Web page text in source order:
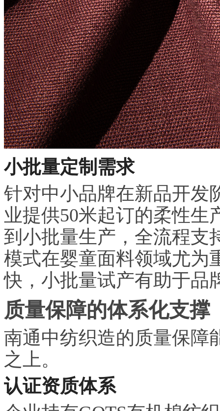
小批量定制需求
针对中小品牌在新品开发
业提供50米起订的柔性生
到小批量生产，全流程支
模式在婴童面料领域尤为
快，小批量试产有助于品
质量保障的体系化支撑
南通中纺织造的质量保障
之上。
认证资质体系